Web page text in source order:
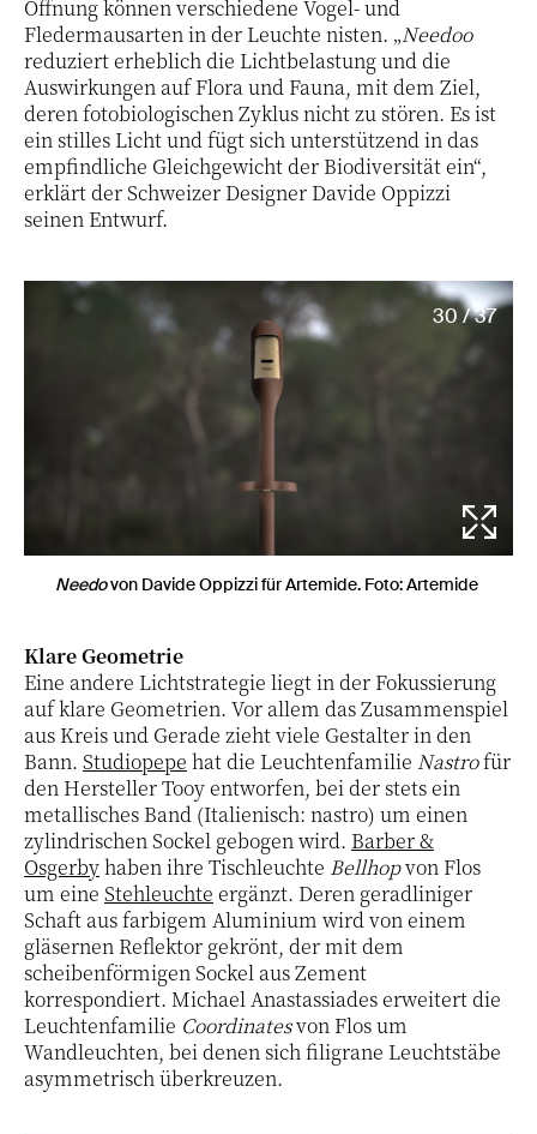
Öffnung können verschiedene Vogel- und
Fledermausarten in der Leuchte nisten. „Needoo
reduziert erheblich die Lichtbelastung und die
Auswirkungen auf Flora und Fauna, mit dem Ziel,
deren fotobiologischen Zyklus nicht zu stören. Es ist
ein stilles Licht und fügt sich unterstützend in das
empfindliche Gleichgewicht der Biodiversität ein“,
erklärt der Schweizer Designer Davide Oppizzi
seinen Entwurf.
30 / 37
Needovon Davide Oppizzi für Artemide. Foto: Artemide
Klare Geometrie
Eine andere Lichtstrategie liegt in der Fokussierung
auf klare Geometrien. Vor allem das Zusammenspiel
aus Kreis und Gerade zieht viele Gestalter in den
Bann. Studiopepe hat die Leuchtenfamilie Nastrofür
den Hersteller Tooy entworfen, bei der stets ein
metallisches Band (Italienisch: nastro) um einen
zylindrischen Sockel gebogen wird. Barber &
Osgerbyhaben ihre Tischleuchte Bellhopvon Flos
um eine Stehleuchte ergänzt. Deren geradliniger
Schaft aus farbigem Aluminium wird von einem
gläsernen Reflektor gekrönt, der mit dem
scheibenförmigen Sockel aus Zement
korrespondiert. Michael Anastassiades erweitert die
Leuchtenfamilie Coordinatesvon Flos um
Wandleuchten, bei denen sich filigrane Leuchtstäbe
asymmetrisch überkreuzen.